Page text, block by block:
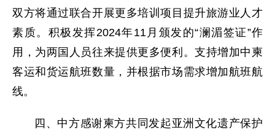
双方将通过联合开展更多培训项目提升旅游业人才
素质。积极发挥2024年11月颁发的“澜湄签证”作
用，为两国人员往来提供更多便利。支持增加中柬
客运和货运航班数量，并根据市场需求增加航班航
线。
四、中方感谢柬方共同发起亚洲文化遗产保护